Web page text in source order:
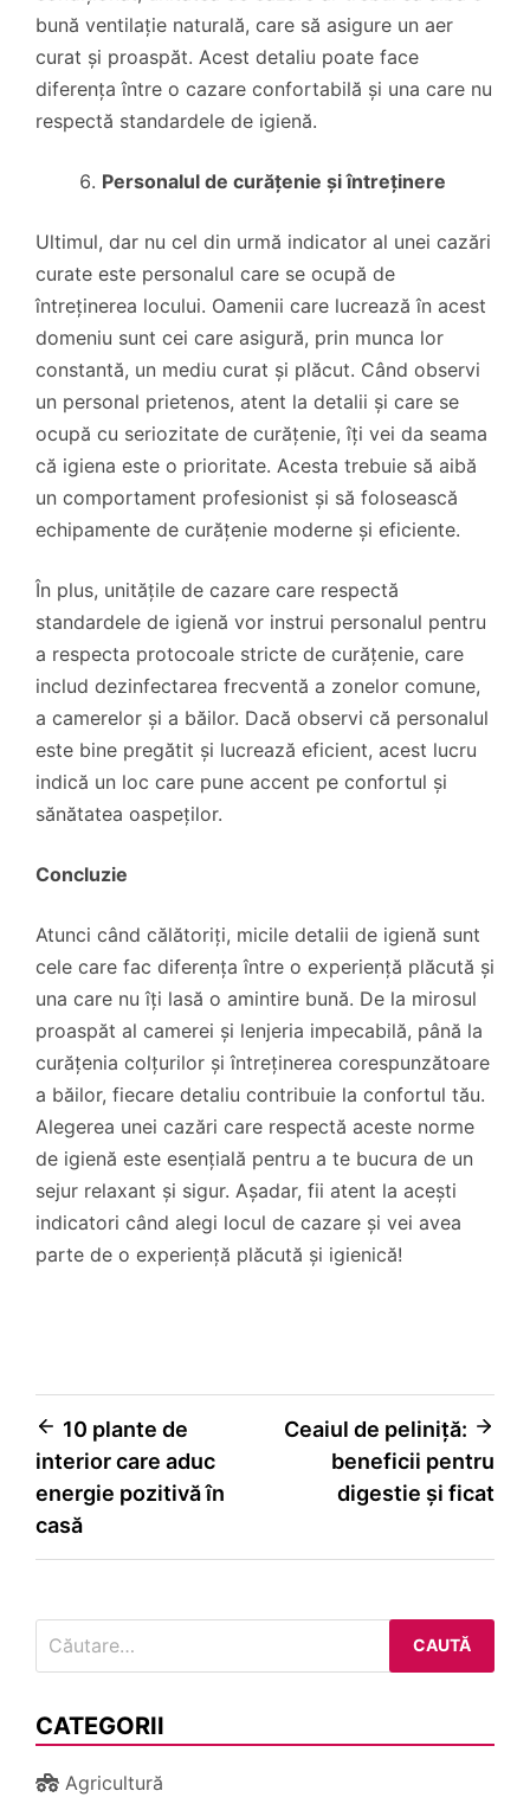
bună ventilație naturală, care să asigure un aer
curat și proaspăt. Acest detaliu poate face
diferența între o cazare confortabilă și una care nu
respectă standardele de igienă.
Personalul de curățenie și întreținere
Ultimul, dar nu cel din urmă indicator al unei cazări
curate este personalul care se ocupă de
întreținerea locului. Oamenii care lucrează în acest
domeniu sunt cei care asigură, prin munca lor
constantă, un mediu curat și plăcut. Când observi
un personal prietenos, atent la detalii și care se
ocupă cu seriozitate de curățenie, îți vei da seama
că igiena este o prioritate. Acesta trebuie să aibă
un comportament profesionist și să folosească
echipamente de curățenie moderne și eficiente.
În plus, unitățile de cazare care respectă
standardele de igienă vor instrui personalul pentru
a respecta protocoale stricte de curățenie, care
includ dezinfectarea frecventă a zonelor comune,
a camerelor și a băilor. Dacă observi că personalul
este bine pregătit și lucrează eficient, acest lucru
indică un loc care pune accent pe confortul și
sănătatea oaspeților.
Concluzie
Atunci când călătoriți, micile detalii de igienă sunt
cele care fac diferența între o experiență plăcută și
una care nu îți lasă o amintire bună. De la mirosul
proaspăt al camerei și lenjeria impecabilă, până la
curățenia colțurilor și întreținerea corespunzătoare
a băilor, fiecare detaliu contribuie la confortul tău.
Alegerea unei cazări care respectă aceste norme
de igienă este esențială pentru a te bucura de un
sejur relaxant și sigur. Așadar, fii atent la acești
indicatori când alegi locul de cazare și vei avea
parte de o experiență plăcută și igienică!
Navigare
în
articole
10 plante de
interior care aduc
energie pozitivă în
casă
Ceaiul de peliniță:
beneficii pentru
digestie și ficat
după:
CATEGORII
Agricultură